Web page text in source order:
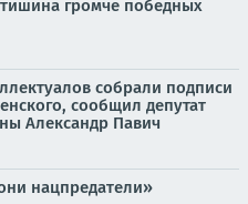
громче победных
собрали подписи
сообщил депутат
Александр Павич
нацпредатели»